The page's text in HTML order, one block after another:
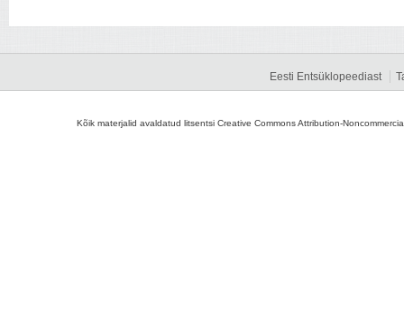
Eesti Entsüklopeediast
Kõik materjalid avaldatud litsentsi Creative Commons Attribution-